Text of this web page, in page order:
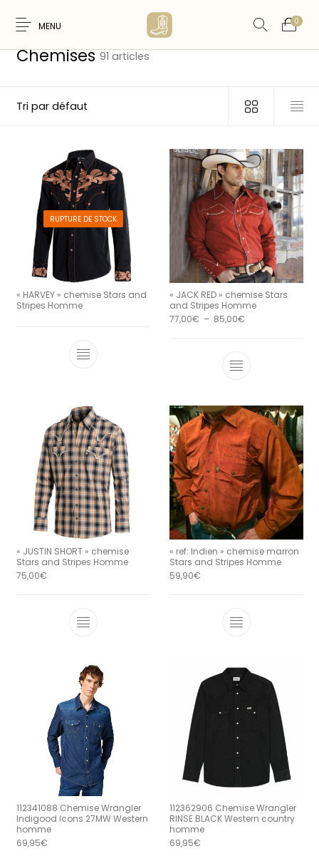
MENU 0
Nouveaux
Produits
HOMME
WESTERN &
COUNTRY
ARTISANAT
AMERINDIEN
ACCESSOIRES CEINTURES CARTES CADEAUX
Accueil / HOMME
Chemises91 articles
RUPTURE DE STOCK
« HARVEY » chemise Stars and
Stripes Homme
« JACK RED » chemise Stars
and Stripes Homme
77,00€ – 85,00€Plage de prix :
Ce produit a
« JUSTIN SHORT » chemise
Stars and Stripes Homme
75,00€
Ce produit a plusieurs variations.
« ref: Indien » chemise marron
Stars and Stripes Homme
59,90€
Ce produit a
112341088 Chemise Wrangler
Indigood Icons 27MW Western
homme
69,95€
112362906 Chemise Wrangler
RINSE BLACK Western country
homme
69,95€